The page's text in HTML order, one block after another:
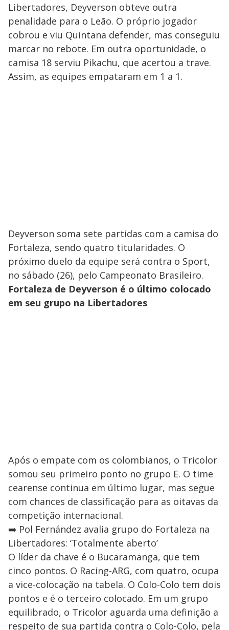
Libertadores, Deyverson obteve outra
penalidade para o Leão. O próprio jogador
cobrou e viu Quintana defender, mas conseguiu
marcar no rebote. Em outra oportunidade, o
camisa 18 serviu Pikachu, que acertou a trave.
Assim, as equipes empataram em 1 a 1.
Deyverson soma sete partidas com a camisa do
Fortaleza, sendo quatro titularidades. O
próximo duelo da equipe será contra o Sport,
no sábado (26), pelo Campeonato Brasileiro.
Fortaleza de Deyverson é o último colocado
em seu grupo na Libertadores
Após o empate com os colombianos, o Tricolor
somou seu primeiro ponto no grupo E. O time
cearense continua em último lugar, mas segue
com chances de classificação para as oitavas da
competição internacional.
➡️ Pol Fernández avalia grupo do Fortaleza na
Libertadores: ‘Totalmente aberto’
O líder da chave é o Bucaramanga, que tem
cinco pontos. O Racing-ARG, com quatro, ocupa
a vice-colocação na tabela. O Colo-Colo tem dois
pontos e é o terceiro colocado. Em um grupo
equilibrado, o Tricolor aguarda uma definição a
respeito de sua partida contra o Colo-Colo, pela